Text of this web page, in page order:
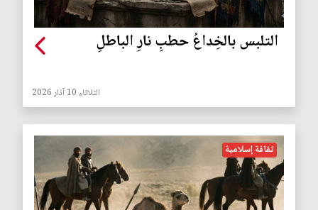
التلبس بالخِداعُ حطبِ نارِ الباطلِ
الثلاثاء 10 آذار 2026
ثقافة إسلامية